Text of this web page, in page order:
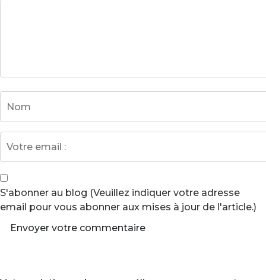
S'abonner au blog (Veuillez indiquer votre adresse
email pour vous abonner aux mises à jour de l'article.)
Envoyer votre commentaire